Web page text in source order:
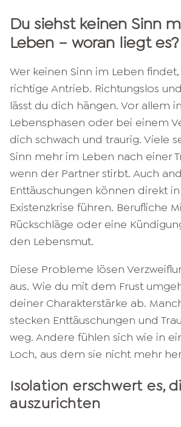
Du siehst keinen Sinn
Leben – woran liegt es?
Wer keinen Sinn im Leben
richtige Antrieb. Richtungslos
lässt du dich hängen. Vor allem
Lebensphasen oder bei einem
dich schwach und traurig. Viele
Sinn mehr im Leben nach einer
wenn der Partner stirbt. Auch
Enttäuschungen können direkt
Existenzkrise führen. Berufliche
Rückschläge oder eine
den Lebensmut.
Diese Probleme lösen
aus. Wie du mit dem Frust
deiner Charakterstärke ab.
stecken Enttäuschungen und
weg. Andere fühlen sich wie in
Loch, aus dem sie nicht mehr
Isolation erschwert es,
auszurichten